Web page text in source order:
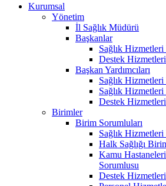
Kurumsal
Yönetim
İl Sağlık Müdürü
Başkanlar
Sağlık Hizmetleri
Destek Hizmetleri
Başkan Yardımcıları
Sağlık Hizmetleri
Sağlık Hizmetleri
Destek Hizmetleri
Birimler
Birim Sorumluları
Sağlık
Halk Sağlığı
Kamu
Sorumlusu
Destek